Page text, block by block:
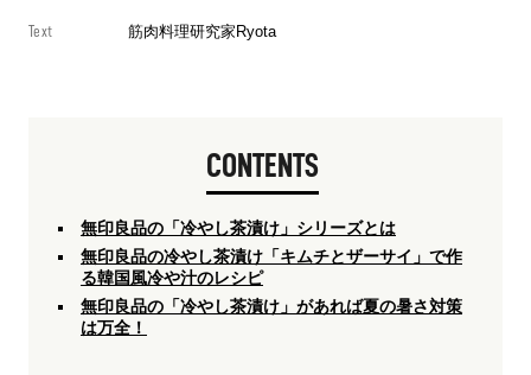
Text 筋肉料理研究家Ryota
CONTENTS
無印良品の「冷やし茶漬け」シリーズとは
無印良品の冷やし茶漬け「キムチとザーサイ」で作
る韓国風冷や汁のレシピ
無印良品の「冷やし茶漬け」があれば夏の暑さ対策
は万全！